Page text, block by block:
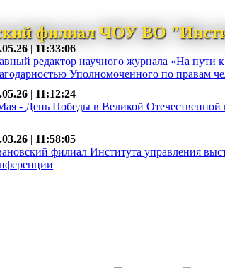
филиал ЧОУ ВО
| 11:33:06
редактор научного журнала «На пути
Уполномоченного по правам
| 11:12:24
- День Победы в Великой Отечественной
| 11:58:05
филиал Института управления